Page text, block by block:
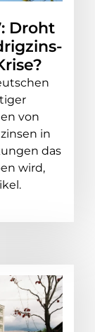
Droht
von
in
das
wird,